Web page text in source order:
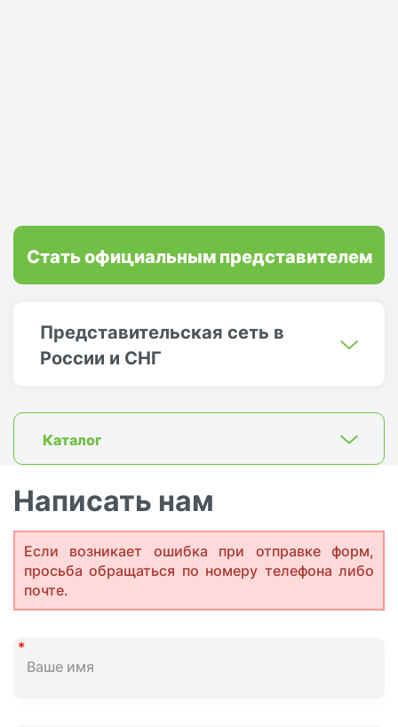
Представительская сеть в
России и СНГ
Стать официальным представителем
Каталог
Написать нам
Если возникает ошибка при отправке форм,
просьба обращаться по номеру телефона либо
почте.